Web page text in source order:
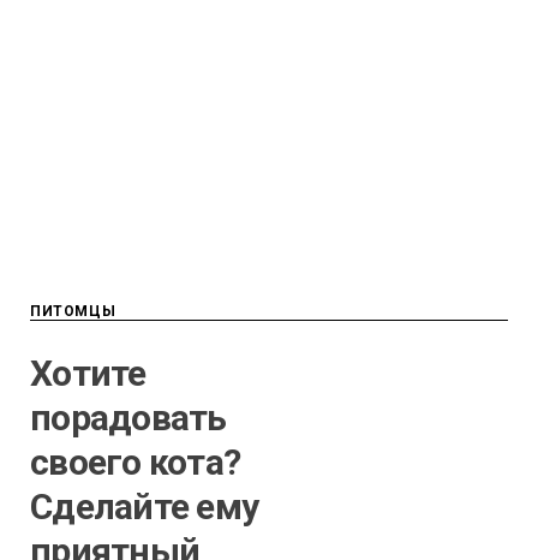
ПИТОМЦЫ
Хотите
порадовать
своего кота?
Сделайте ему
приятный